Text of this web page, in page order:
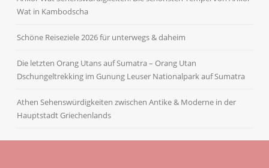
Wat in Kambodscha
Schöne Reiseziele 2026 für unterwegs & daheim
Die letzten Orang Utans auf Sumatra – Orang Utan
Dschungeltrekking im Gunung Leuser Nationalpark auf Sumatra
Athen Sehenswürdigkeiten zwischen Antike & Moderne in der
Hauptstadt Griechenlands